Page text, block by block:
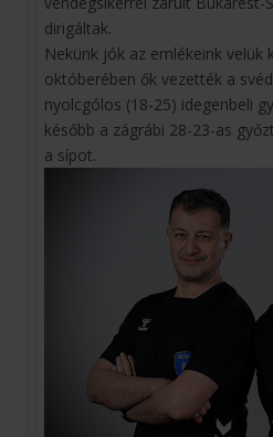
dirigáltak.
Nekünk jók az emlékeink velük
októberében ők vezették a
nyolcgólos (18-25) idegenbeli
később a zágrábi 28-23-as
a sípot.